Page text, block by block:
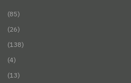
(85)
(26)
(138)
(4)
(13)